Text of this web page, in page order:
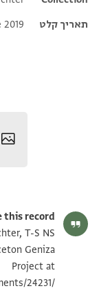
תאריך קלט
2019
תנאי היתר שימוש
record:
T-S NS
Geniza
Project at
24231/